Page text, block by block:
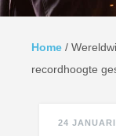
Home /
recordhoogte
24